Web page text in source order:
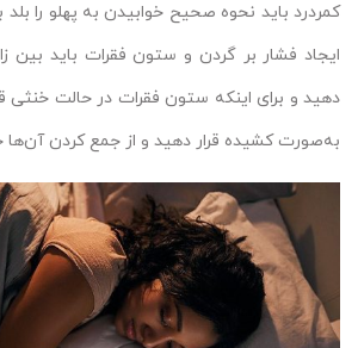
کمردرد باید نحوه صحیح خوابیدن به پهلو را بلد
ایجاد فشار بر گردن و ستون فقرات باید بین
دهید و برای اینکه ستون فقرات در حالت خنثی
به‌صورت کشیده قرار دهید و از جمع کردن آن‌ها